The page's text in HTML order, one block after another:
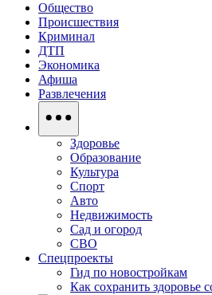
Общество
Происшествия
Криминал
ДТП
Экономика
Афиша
Развлечения
Здоровье
Образование
Культура
Спорт
Авто
Недвижимость
Сад и огород
СВО
Спецпроекты
Гид по новостройкам
Как сохранить здоровье